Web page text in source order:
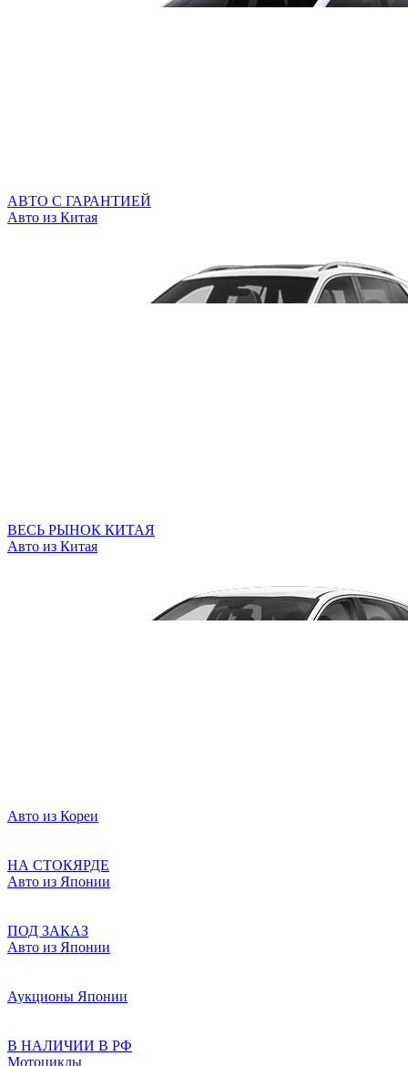
АВТО С ГАРАНТИЕЙ
Авто из Китая
ВЕСЬ РЫНОК КИТАЯ
Авто из Китая
Авто из Кореи
НА СТОКЯРДЕ
Авто из Японии
ПОД ЗАКАЗ
Авто из Японии
Аукционы Японии
В НАЛИЧИИ В РФ
Мотоциклы